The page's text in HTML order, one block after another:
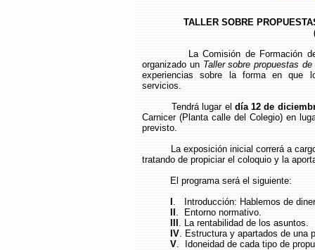
TALLER SOBRE
La Comisión de Formación
organizado un Taller sobre propuestas
experiencias sobre la forma en que
servicios.
Tendrá lugar el día 12 de
Carnicer (Planta calle del Colegio) en
previsto.
La exposición inicial correrá a
tratando de propiciar el coloquio y la
El programa será el siguiente:
. Introducción: Hablemos de
. Entorno normativo.
. La rentabilidad de los asuntos.
IV. Estructura y apartados de una
V. Idoneidad de cada tipo de